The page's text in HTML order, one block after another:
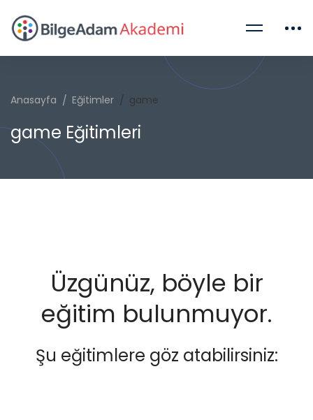
Anasayfa Eğitimler game
game Eğitimleri
Üzgünüz, böyle bir
eğitim bulunmuyor.
Şu eğitimlere göz atabilirsiniz: